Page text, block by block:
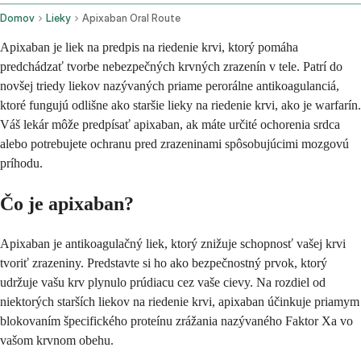
Domov Lieky Apixaban Oral Route
Apixaban je liek na predpis na riedenie krvi, ktorý pomáha
predchádzať tvorbe nebezpečných krvných zrazenín v tele. Patrí do
novšej triedy liekov nazývaných priame perorálne antikoagulanciá,
ktoré fungujú odlišne ako staršie lieky na riedenie krvi, ako je warfarín.
Váš lekár môže predpísať apixaban, ak máte určité ochorenia srdca
alebo potrebujete ochranu pred zrazeninami spôsobujúcimi mozgovú
príhodu.
Čo je apixaban?
Apixaban je antikoagulačný liek, ktorý znižuje schopnosť vašej krvi
tvoriť zrazeniny. Predstavte si ho ako bezpečnostný prvok, ktorý
udržuje vašu krv plynulo prúdiacu cez vaše cievy. Na rozdiel od
niektorých starších liekov na riedenie krvi, apixaban účinkuje priamym
blokovaním špecifického proteínu zrážania nazývaného Faktor Xa vo
vašom krvnom obehu.